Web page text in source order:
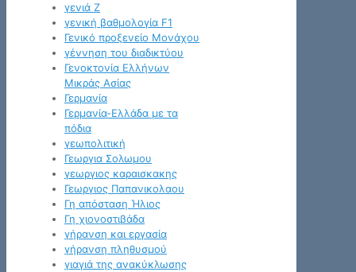
γενιά Z
γενική βαθμολογία F1
Γενικό προξενείο Μονάχου
γέννηση του διαδικτύου
Γενοκτονία Ελλήνων
Μικράς Ασίας
Γερμανία
Γερμανία-Ελλάδα με τα
πόδια
γεωπολιτική
Γεωργια Σολωμου
γεωργιος καραισκακης
Γεωργιος Παπανικολαου
Γη απόσταση Ήλιος
Γη χιονοστιβάδα
γήρανση και εργασία
γήρανση πληθυσμού
γιαγιά της ανακύκλωσης